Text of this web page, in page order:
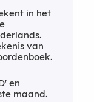
in het
van
en
maand.